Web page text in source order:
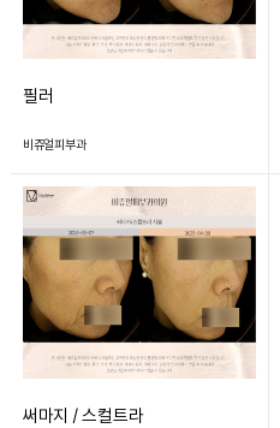
필러
비쥬얼피부과
써마지 / 스컬트라